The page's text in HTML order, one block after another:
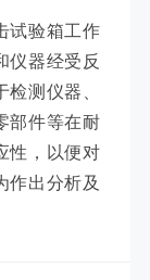
验箱工作
仪器经受反
测仪器、
部件等在耐
性，以便对
作出分析及